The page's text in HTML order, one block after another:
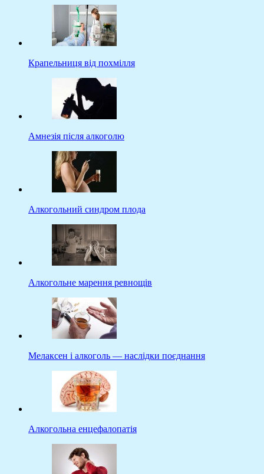
Крапельниця від похмілля
Амнезія після алкоголю
Алкогольний синдром плода
Алкогольне марення ревнощів
Мелаксен і алкоголь — наслідки поєднання
Алкогольна енцефалопатія